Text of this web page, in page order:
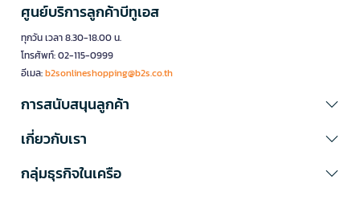
ศูนย์บริการลูกค้าบีทูเอส
ทุกวัน เวลา 8.30-18.00 น.
โทรศัพท์: 02-115-0999
อีเมล:b2sonlineshopping@b2s.co.th
การสนับสนุนลูกค้า
เกี่ยวกับเรา
กลุ่มธุรกิจในเครือ